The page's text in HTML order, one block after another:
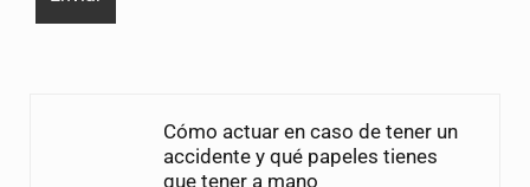
Cómo actuar en caso de tener un
accidente y qué papeles tienes
que tener a mano